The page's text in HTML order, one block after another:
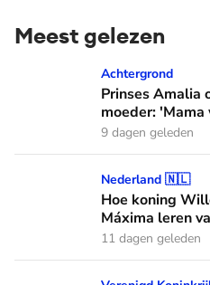
Meest gelezen
Prinses Amalia over dé
Achtergrond
Prinses Amalia
moeder:
9 dagen geleden
Hoe koning Willem-
Nederland 🇳🇱
Hoe koning
Máxima leren
11 dagen geleden